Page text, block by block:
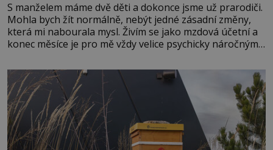
S manželem máme dvě děti a dokonce jsme už prarodiči.
Mohla bych žít normálně, nebýt jedné zásadní změny,
která mi nabourala mysl. Živím se jako mzdová účetní a
konec měsíce je pro mě vždy velice psychicky náročným
dál častěji volá o pomoc, co se hlídání týče. Dalo by se